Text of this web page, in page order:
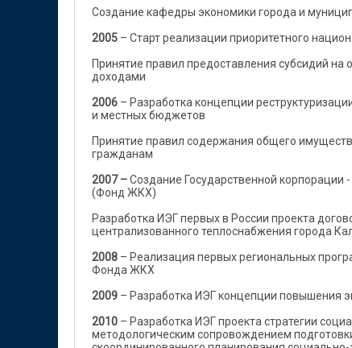
Создание кафедры экономики города и
2005 – Старт реализации приоритетного
Принятие правил предоставления субсидий
доходами
2006 – Разработка концепции
и местных бюджетов
Принятие правил содержания общего
гражданам
2007 –Создание Государственной
(Фонд ЖКХ)
Разработка ИЭГ первых в России проекта
централизованного теплоснабжения города
2008 – Реализация первых региональных
Фонда ЖКХ
2009 – Разработка ИЭГ концепции повышения
2010 – Разработка ИЭГ проекта стратегии
методологическим сопровождением